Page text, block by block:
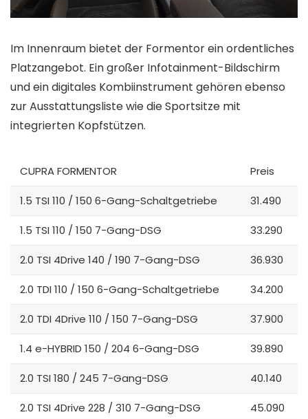
Im Innenraum bietet der Formentor ein ordentliches
Platzangebot. Ein großer Infotainment-Bildschirm
und ein digitales Kombiinstrument gehören ebenso
zur Ausstattungsliste wie die Sportsitze mit
integrierten Kopfstützen.
CUPRA FORMENTOR Preis
1.5 TSI 110 / 150 6-Gang-Schaltgetriebe 31.490
1.5 TSI 110 / 150 7-Gang-DSG 33.290
2.0 TSI 4Drive 140 / 190 7-Gang-DSG 36.930
2.0 TDI 110 / 150 6-Gang-Schaltgetriebe 34.200
2.0 TDI 4Drive 110 / 150 7-Gang-DSG 37.900
1.4 e-HYBRID 150 / 204 6-Gang-DSG 39.890
2.0 TSI 180 / 245 7-Gang-DSG 40.140
2.0 TSI 4Drive 228 / 310 7-Gang-DSG 45.090